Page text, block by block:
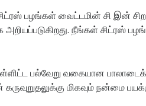
பழங்கள் வைட்டமின் சி இன்
நீங்கள் சிட்ரஸ்
பல்வேறு வகையான
மிகவும் நன்மை